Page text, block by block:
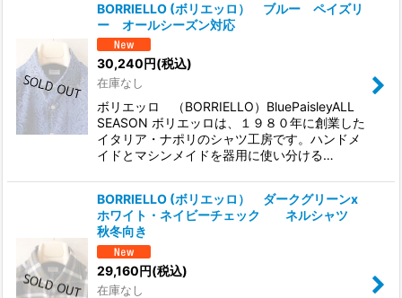
BORRIELLO (ボリエッロ） ブルー ペイズリ
ー オールシーズン対応
30,240円(税込)
在庫なし
ボリエッロ （BORRIELLO）BluePaisleyALL
SEASON ボリエッロは、１９８０年に創業した
イタリア・ナポリのシャツ工房です。ハンドメ
イドとマシンメイドを器用に使い分ける…
BORRIELLO (ボリエッロ） ダークグリーンx
ホワイト・ネイビーチェック ネルシャツ
秋冬向き
29,160円(税込)
在庫なし